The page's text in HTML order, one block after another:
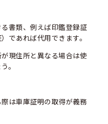
書類、例えば印鑑登録証
であれば代用できます。
現住所と異なる場合は使
。
は車庫証明の取得が義務